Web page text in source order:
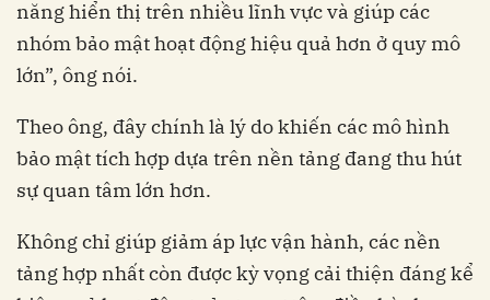
năng hiển thị trên nhiều lĩnh vực và giúp các
nhóm bảo mật hoạt động hiệu quả hơn ở quy mô
lớn”, ông nói.
Theo ông, đây chính là lý do khiến các mô hình
bảo mật tích hợp dựa trên nền tảng đang thu hút
sự quan tâm lớn hơn.
Không chỉ giúp giảm áp lực vận hành, các nền
tảng hợp nhất còn được kỳ vọng cải thiện đáng kể